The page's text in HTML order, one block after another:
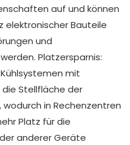
auf und können
elektronischer Bauteile
und
Platzersparnis:
mit
die Stellfläche der
in Rechenzentren
Platz für die
anderer Geräte